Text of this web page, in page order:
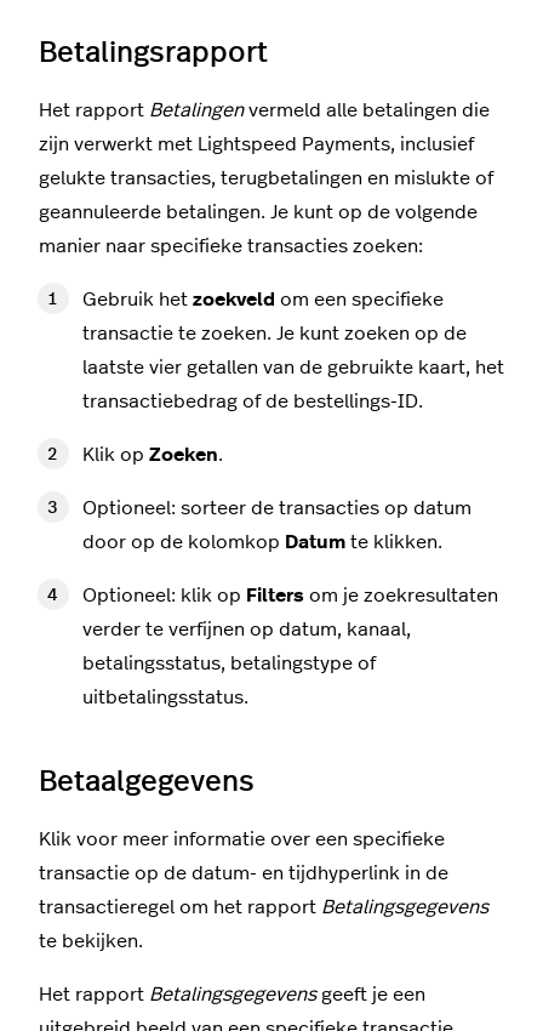
Betalingsrapport
Het rapport Betalingenvermeld alle betalingen die
zijn verwerkt met Lightspeed Payments, inclusief
gelukte transacties, terugbetalingen en mislukte of
geannuleerde betalingen. Je kunt op de volgende
manier naar specifieke transacties zoeken:
Gebruik het zoekveld om een specifieke
transactie te zoeken. Je kunt zoeken op de
laatste vier getallen van de gebruikte kaart, het
transactiebedrag of de bestellings-ID.
Klik op Zoeken.
Optioneel: sorteer de transacties op datum
door op de kolomkop Datum te klikken.
Optioneel: klik op Filters om je zoekresultaten
verder te verfijnen op datum, kanaal,
betalingsstatus, betalingstype of
uitbetalingsstatus.
Betaalgegevens
Klik voor meer informatie over een specifieke
transactie op de datum- en tijdhyperlink in de
transactieregel om het rapport Betalingsgegevens
te bekijken.
Het rapport Betalingsgegevensgeeft je een